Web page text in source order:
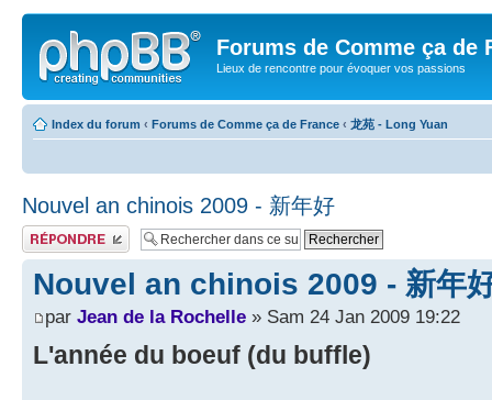
Forums de Comme ça de
Lieux de rencontre pour évoquer vos passions
Index du forum ‹ Forums de Comme ça de France ‹ 龙苑 - Long Yuan
Nouvel an chinois 2009 - 新年好
Publier une réponse
Nouvel an chinois 2009 - 新年
par Jean de la Rochelle » Sam 24 Jan 2009 19:22
L'année du boeuf (du buffle)